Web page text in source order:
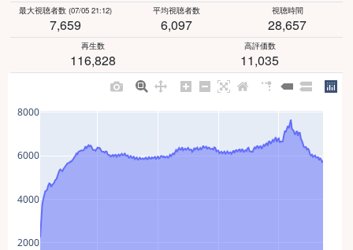
最大視聴者数 (07/05 21:12)
7,659
平均視聴者数
6,097
視聴時間
28,657
再生数
116,828
高評価数
11,035
2000
4000
6000
8000